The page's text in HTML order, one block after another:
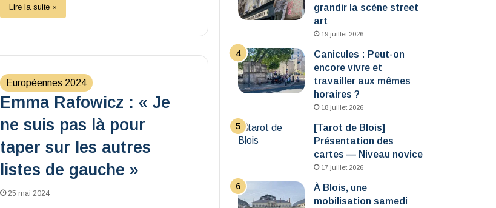
Lire la suite »
Européennes 2024
Emma Rafowicz : « Je
ne suis pas là pour
taper sur les autres
listes de gauche »
25 mai 2024
grandir la scène street
art
19 juillet 2026
Canicules : Peut-on
encore vivre et
travailler aux mêmes
horaires ?
18 juillet 2026
[Tarot de Blois]
Présentation des
cartes — Niveau novice
17 juillet 2026
À Blois, une
mobilisation samedi